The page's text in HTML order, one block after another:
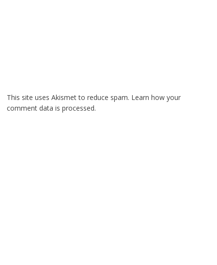
This site uses Akismet to reduce spam. Learn how your
comment data is processed.